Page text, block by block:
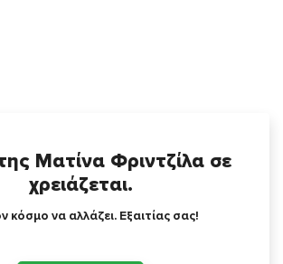
Ματίνα Φριντζίλα σε
χρειάζεται.
κόσμο να αλλάζει. Εξαιτίας σας!